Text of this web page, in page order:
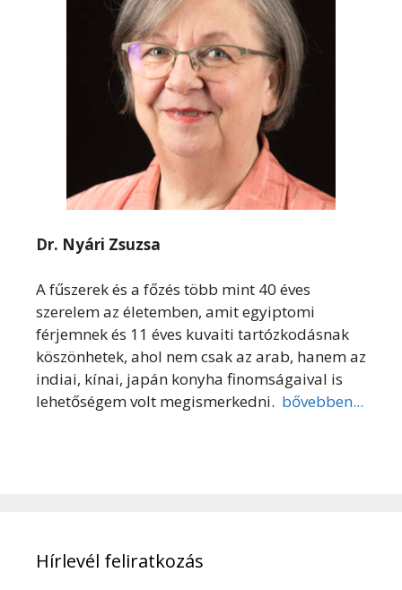
Dr. Nyári Zsuzsa
A fűszerek és a főzés több mint 40 éves
szerelem az életemben, amit egyiptomi
férjemnek és 11 éves kuvaiti tartózkodásnak
köszönhetek, ahol nem csak az arab, hanem az
indiai, kínai, japán konyha finomságaival is
lehetőségem volt megismerkedni. bővebben...
Hírlevél feliratkozás